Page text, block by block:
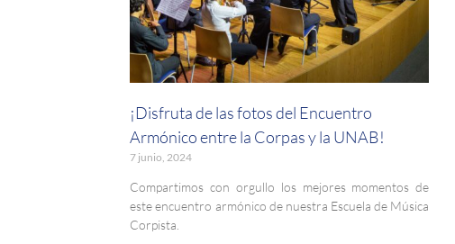
¡Disfruta de las fotos del Encuentro
Armónico entre la Corpas y la UNAB!
7 junio, 2024
Compartimos con orgullo los mejores momentos de
este encuentro armónico de nuestra Escuela de Música
Corpista.